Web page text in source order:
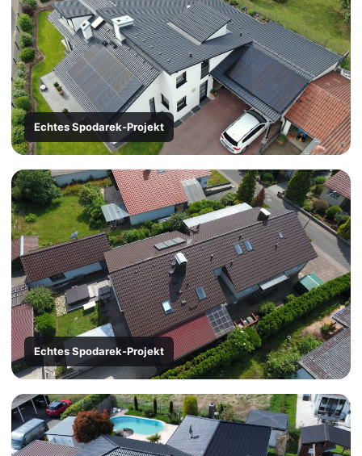
Echtes Spodarek-Projekt
Echtes Spodarek-Projekt